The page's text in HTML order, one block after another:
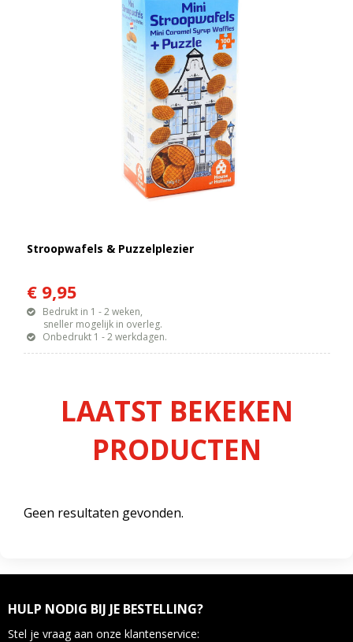
Stroopwafels & Puzzelplezier
€ 9,95
Bedrukt in 1 - 2 weken,
sneller mogelijk in overleg.
Onbedrukt 1 - 2 werkdagen.
LAATST BEKEKEN
PRODUCTEN
Geen resultaten gevonden.
HULP NODIG BIJ JE BESTELLING?
Stel je vraag aan onze klantenservice: